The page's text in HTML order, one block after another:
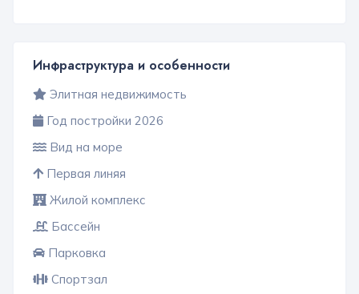
Инфраструктура и особенности
Элитная недвижимость
Год постройки 2026
Вид на море
Первая линяя
Жилой комплекс
Бассейн
Парковка
Спортзал